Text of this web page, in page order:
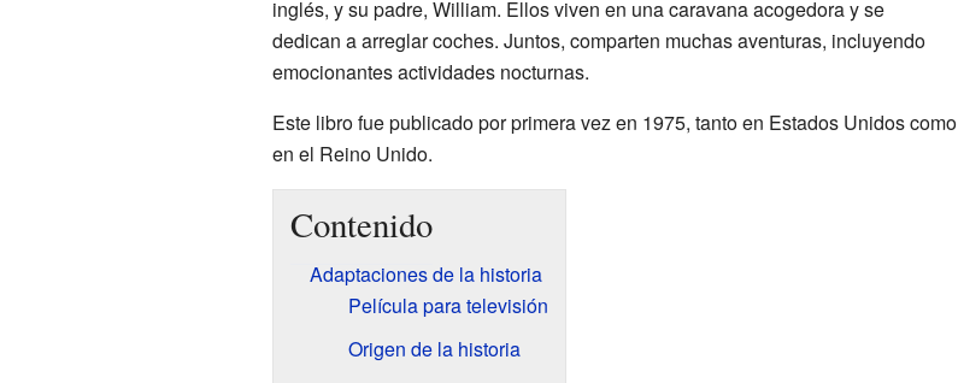
inglés, y su padre, William. Ellos viven en una caravana acogedora y se
dedican a arreglar coches. Juntos, comparten muchas aventuras, incluyendo
emocionantes actividades nocturnas.
Este libro fue publicado por primera vez en 1975, tanto en Estados Unidos como
en el Reino Unido.
Contenido
Adaptaciones de la historia
Película para televisión
Origen de la historia